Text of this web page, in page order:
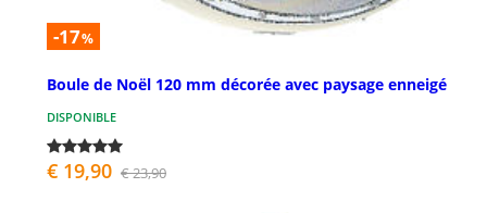
-17%
Boule de Noël 120 mm décorée avec paysage enneigé
DISPONIBLE
€ 19,90 € 23,90